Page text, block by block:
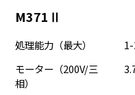
M371Ⅱ
処理能力（最大）
モーター（200V/三
相）